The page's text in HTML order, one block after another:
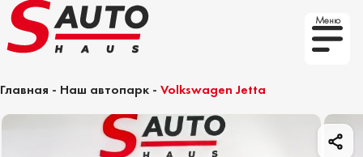
Меню
Главная - Наш автопарк - Volkswagen Jetta